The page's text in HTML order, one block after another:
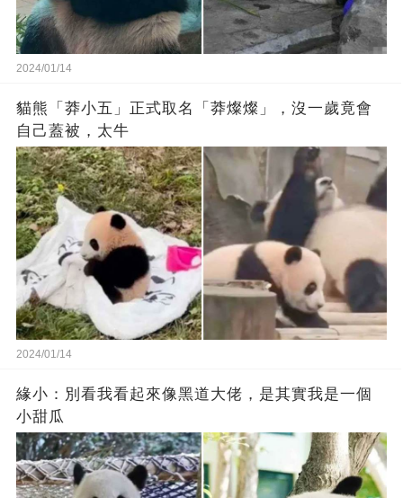
2024/01/14
貓熊「莽小五」正式取名「莽燦燦」，沒一歲竟會
自己蓋被，太牛
2024/01/14
緣小：別看我看起來‬像‬黑道‬大佬‬，是其實我是一個
小甜瓜‬